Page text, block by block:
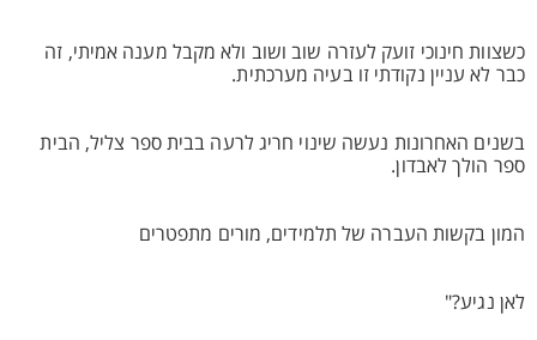
כשצוות חינוכי זועק לעזרה שוב ושוב ולא מקבל מענה אמיתי, זה
כבר לא עניין נקודתי זו בעיה מערכתית.
בשנים האחרונות נעשה שינוי חריג לרעה בבית ספר צליל, הבית
ספר הולך לאבדון.
המון בקשות העברה של תלמידים, מורים מתפטרים
לאן נגיע?"